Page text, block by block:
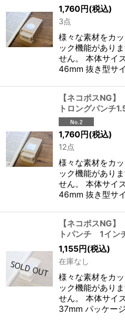
1,760円(税込)
3点
様々な素材をカ
ック機能があり
せん。 本体サイ
46mm 抜き型サ
【ネコポスNG
トロングパンチ
1,760円(税込)
12点
様々な素材をカ
ック機能があり
せん。 本体サイ
46mm 抜き型サ
【ネコポスNG
トパンチ 1イ
1,155円(税込)
在庫なし
様々な素材をカ
ック機能があり
せん。 本体サイ
37mm パッケー